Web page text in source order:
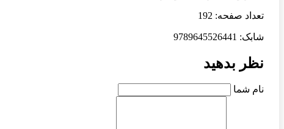
تعداد صفحه: 192
شابک: 9789645526441
نظر بدهید
نام شما